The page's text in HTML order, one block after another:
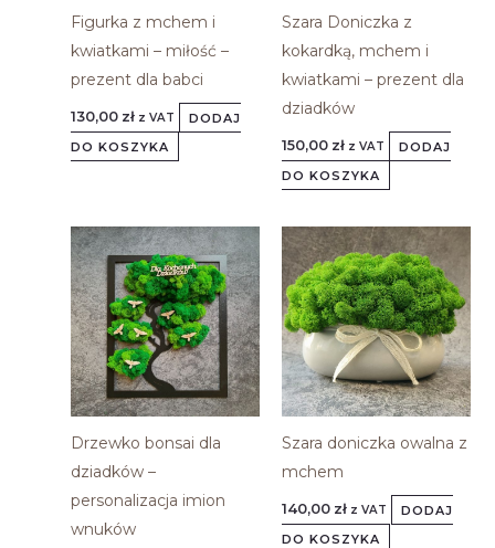
Figurka z mchem i
kwiatkami – miłość –
prezent dla babci
130,00 zł z VAT
DODAJ
DO KOSZYKA
Szara Doniczka z
kokardką, mchem i
kwiatkami – prezent dla
dziadków
150,00 zł z VAT
DODAJ
DO KOSZYKA
Drzewko bonsai dla
dziadków –
personalizacja imion
wnuków
Szara doniczka owalna z
mchem
140,00 zł z VAT
DODAJ
DO KOSZYKA